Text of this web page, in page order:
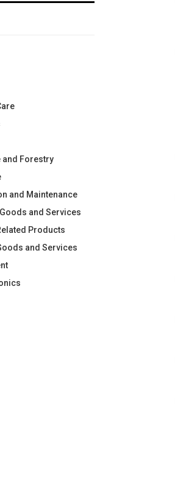
and Forestry
and Maintenance
and Services
Products
and Services